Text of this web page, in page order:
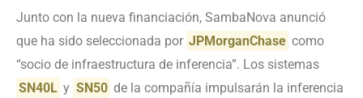
Junto con la nueva financiación, SambaNova anunció
que ha sido seleccionada por JPMorganChase como
“socio de infraestructura de inferencia”. Los sistemas
SN40L y SN50 de la compañía impulsarán la inferencia